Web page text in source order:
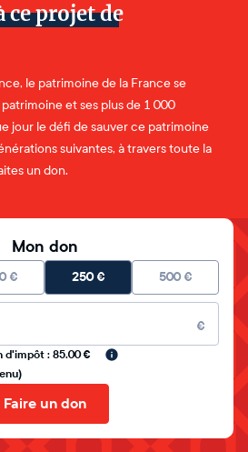
ce projet de
le patrimoine de la France se
et ses plus de 1 000
jour le défi de sauver ce patrimoine
suivantes, à travers toute la
un don.
Mon don
€ 250€ 500 €
€
d'impôt : 85.00 €
Faire un don